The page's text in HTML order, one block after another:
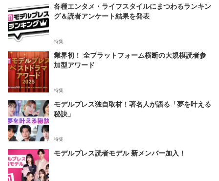
各種エンタメ・ライフスタイルにまつわるランキン
グ＆読者アンケート結果を発表
特集
業界初！ 全プラットフォーム横断の大規模読者参
加型アワード
特集
モデルプレス独自取材！著名人が語る「夢を叶える
秘訣」
特集
モデルプレス読者モデル 新メンバー加入！